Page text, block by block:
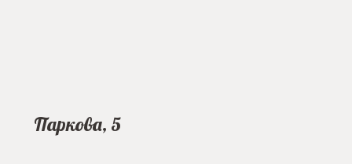
Паркова, 5